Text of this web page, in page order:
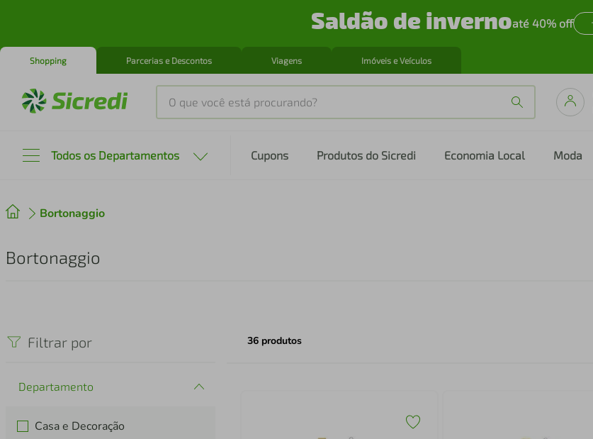
Saldão de invernoaté 40% off
Shopping Parcerias e Descontos Viagens Imóveis e Veículos
O que você está procurando?
Todos os Departamentos Cupons Produtos do Sicredi Economia Local Moda
Bortonaggio
Bortonaggio
Filtrar por
Departamento
Casa e Decoração
36 produtos